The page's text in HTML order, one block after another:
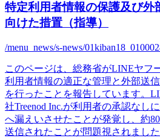
特定利用者情報の保護及び外
向けた措置（指導）
/menu_news/s-news/
このページは、総務省がLINEヤフ
利用者情報の適正な管理と外部送
を行ったことを報告しています。
社Treenod Inc.が利用者の承認なし
へ漏えいさせたことが発覚し、約
送信されたことが問題視されまし